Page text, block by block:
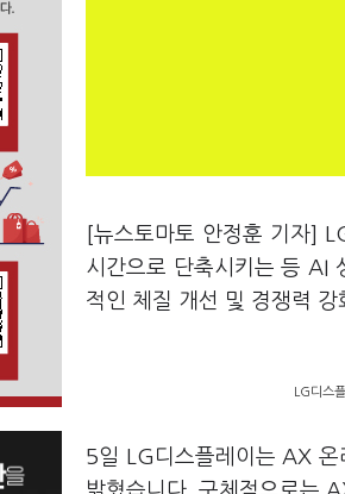
[뉴스토마토 안정훈 기자]
시간으로 단축시키는 등 AI
적인 체질 개선 및 경쟁력 강
LG디스
5일 LG디스플레이는 AX 온